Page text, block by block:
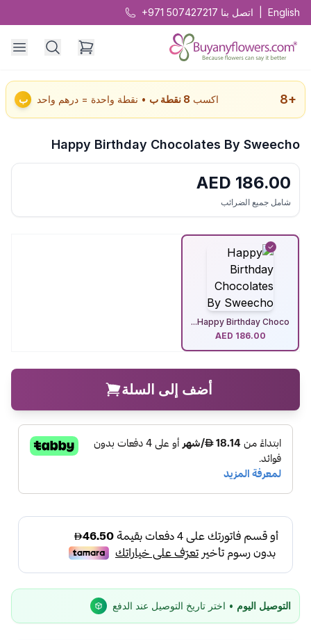
English اتصل بنا +971 507427217
+
8 اكسب 8 نقطة ب • نقطة واحدة = درهم واحد ب
Happy Birthday Chocolates By Sweecho
186.00
شامل جميع الضرائب
Happy Birthday Choco...
AED 186.00
أضف إلى السلة
التوصيل اليوم • اختر تاريخ التوصيل عند الدفع